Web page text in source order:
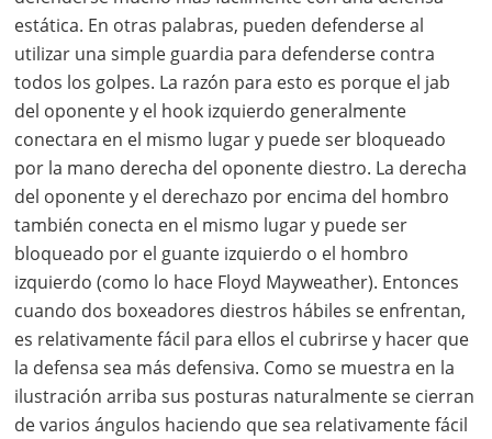
estática. En otras palabras, pueden defenderse al
utilizar una simple guardia para defenderse contra
todos los golpes. La razón para esto es porque el jab
del oponente y el hook izquierdo generalmente
conectara en el mismo lugar y puede ser bloqueado
por la mano derecha del oponente diestro. La derecha
del oponente y el derechazo por encima del hombro
también conecta en el mismo lugar y puede ser
bloqueado por el guante izquierdo o el hombro
izquierdo (como lo hace Floyd Mayweather). Entonces
cuando dos boxeadores diestros hábiles se enfrentan,
es relativamente fácil para ellos el cubrirse y hacer que
la defensa sea más defensiva. Como se muestra en la
ilustración arriba sus posturas naturalmente se cierran
de varios ángulos haciendo que sea relativamente fácil